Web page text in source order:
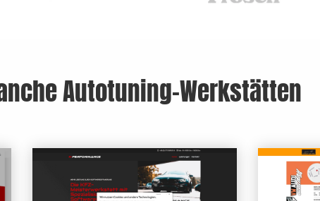
Autotuning-Werkstätten